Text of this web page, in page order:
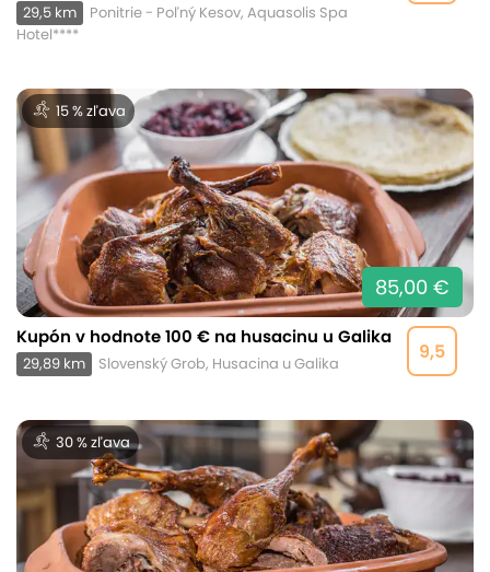
29,5 km
Ponitrie - Poľný Kesov, Aquasolis Spa
Hotel****
15 % zľava
85,00 €
9,5
Kupón v hodnote 100 € na husacinu u Galika
29,89 km Slovenský Grob, Husacina u Galika
30 % zľava